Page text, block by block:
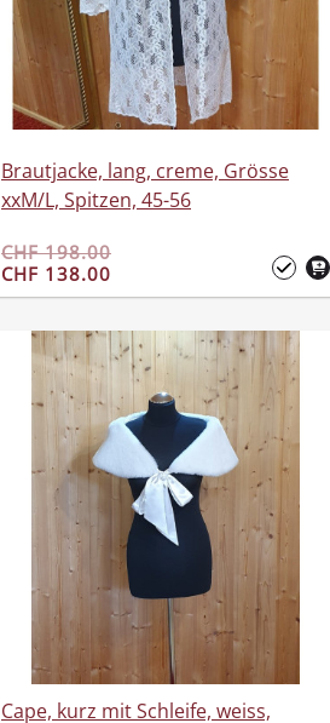
Brautjacke, lang, creme, Grösse
xxM/L, Spitzen, 45-56
CHF 198.00
CHF 138.00
Cape, kurz mit Schleife, weiss,